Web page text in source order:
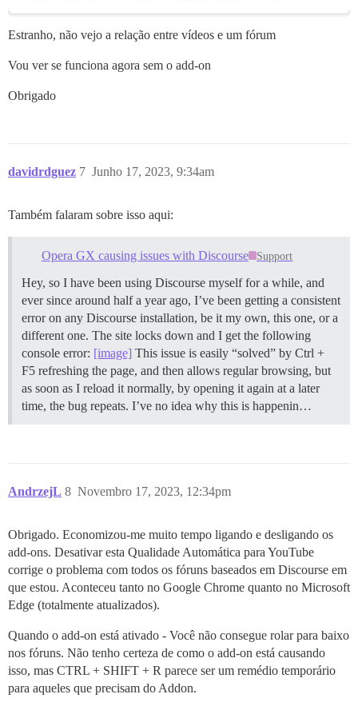
Estranho, não vejo a relação entre vídeos e um fórum
Vou ver se funciona agora sem o add-on
Obrigado
davidrdguez Junho 17, 2023, 9:34am
7
Também falaram sobre isso aqui:
Opera GX causing issues with Discourse Support
Hey, so I have been using Discourse myself for a while, and
ever since around half a year ago, I’ve been getting a consistent
error on any Discourse installation, be it my own, this one, or a
different one. The site locks down and I get the following
console error: [image] This issue is easily “solved” by Ctrl +
F5 refreshing the page, and then allows regular browsing, but
as soon as I reload it normally, by opening it again at a later
time, the bug repeats. I’ve no idea why this is happenin…
AndrzejL Novembro 17, 2023, 12:34pm
8
Obrigado. Economizou-me muito tempo ligando e desligando os
add-ons. Desativar esta Qualidade Automática para YouTube
corrige o problema com todos os fóruns baseados em Discourse em
que estou. Aconteceu tanto no Google Chrome quanto no Microsoft
Edge (totalmente atualizados).
Quando o add-on está ativado - Você não consegue rolar para baixo
nos fóruns. Não tenho certeza de como o add-on está causando
isso, mas CTRL + SHIFT + R parece ser um remédio temporário
para aqueles que precisam do Addon.